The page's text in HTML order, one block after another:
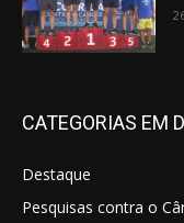
CATEGORIAS EM
Destaque
Pesquisas contra o